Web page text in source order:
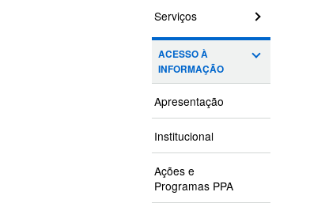
Serviços
ACESSO À
INFORMAÇÃO
Apresentação
Institucional
Ações e
Programas PPA